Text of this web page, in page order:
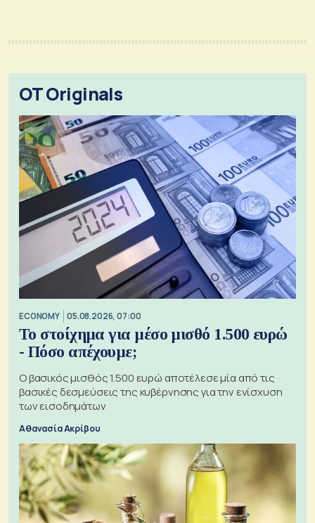
OT Originals
ECONOMY 05.08.2026, 07:00
Το στοίχημα για μέσο μισθό 1.500 ευρώ
- Πόσο απέχουμε;
Ο βασικός μισθός 1.500 ευρώ αποτέλεσε μία από τις
βασικές δεσμεύσεις της κυβέρνησης για την ενίσχυση
των εισοδημάτων
Αθανασία Ακρίβου